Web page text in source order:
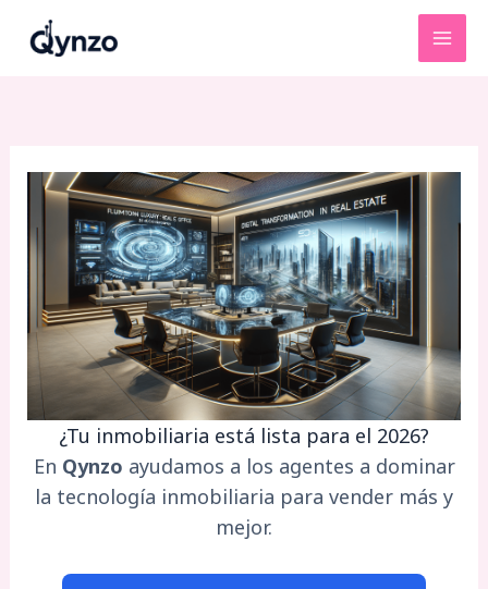
¿Tu inmobiliaria está lista para el 2026?
En Qynzo ayudamos a los agentes a dominar
la tecnología inmobiliaria para vender más y
mejor.